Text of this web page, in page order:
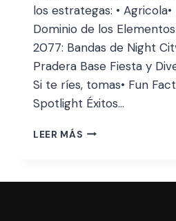
los estrategas: •
Dominio de los
2077: Bandas de Night
Pradera Base Fiesta y
Si te ríes, tomas• Fun
Spotlight Éxitos…
LEER MÁS